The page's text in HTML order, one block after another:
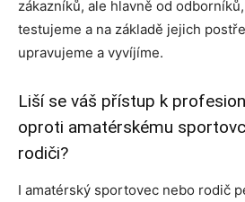
zákazníků, ale hlavně od
testujeme a na základě jejich
upravujeme a vyvíjíme.
Liší se váš přístup k
oproti amatérskému
rodiči?
I amatérský sportovec nebo rodič